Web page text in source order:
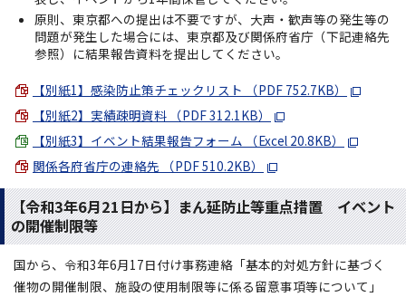
原則、東京都への提出は不要ですが、大声・歓声等の発生等の
問題が発生した場合には、東京都及び関係府省庁（下記連絡先
参照）に結果報告資料を提出してください。
【別紙1】感染防止策チェックリスト （PDF 752.7KB）
【別紙2】実績疎明資料 （PDF 312.1KB）
【別紙3】イベント結果報告フォーム （Excel 20.8KB）
関係各府省庁の連絡先 （PDF 510.2KB）
【令和3年6月21日から】まん延防止等重点措置 イベント
の開催制限等
国から、令和3年6月17日付け事務連絡「基本的対処方針に基づく
催物の開催制限、施設の使用制限等に係る留意事項等について」